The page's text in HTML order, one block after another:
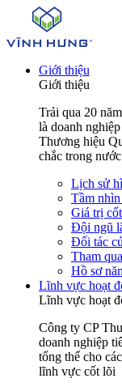
Giới thiệu
Giới thiệu
Trải qua 20
là doanh
Thương hiệu
chắc trong
Lịch sử
Tầm
Giá trị
Đội ngũ
Đối tác
Tham
Hồ sơ
Lĩnh vực hoạt
Lĩnh vực hoạt
Công ty CP
doanh nghiệp
tổng thể cho
lĩnh vực cốt lõi